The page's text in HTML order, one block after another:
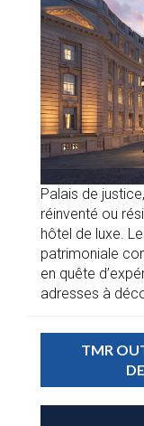
Palais de
réinventé ou
hôtel de luxe.
patrimoniale
en quête
adresses à
TMR